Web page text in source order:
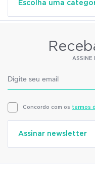
ASSINE
Concordo com os termos
Assinar newsletter